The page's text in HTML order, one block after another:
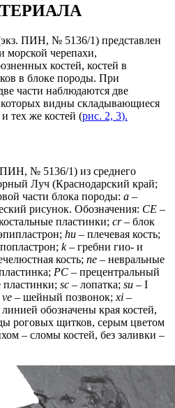
ПИН, № 5136/1) представлен
морской черепахи,
костей, костей в
в блоке породы. При
части наблюдаются две
видны складывающиеся
тех же костей (рис. 2, 3).
ПИН, № 5136/1) из среднего
Луч (Краснодарский край;
части блока породы: а –
рисунок. Обозначения: CE –
пластинки; сr– блок
hu – плечевая кость;
k– гребни гио- и
кость; ne – невральные
PC – прецентральный
sc – лопатка; su – I
ve – шейный позвонок; xi –
обозначены края костей,
роговых щитков, серым цветом
– сломы костей, без заливки –